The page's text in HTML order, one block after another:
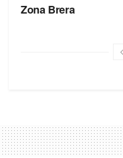
Zona Brera